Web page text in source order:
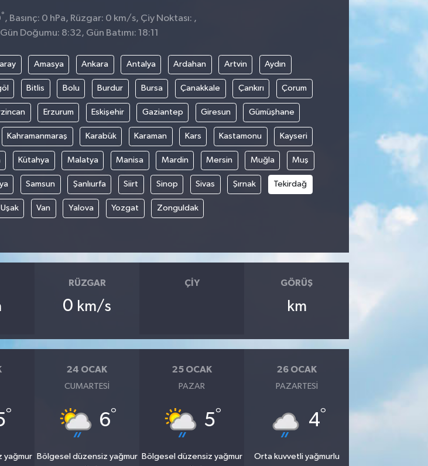
° , Basınç: 0 hPa, Rüzgar: 0 km/s, Çiy Noktası: ,
Doğumu: 8:32, Gün Batımı: 18:11
Amasya Ankara Antalya Ardahan Artvin Aydın
Bitlis Bolu Burdur Bursa Çanakkale Çankırı Çorum
Erzurum Eskişehir Gaziantep Giresun Gümüşhane
Kahramanmaraş Karabük Karaman Kars Kastamonu Kayseri
Kütahya Malatya Manisa Mardin Mersin Muğla Muş
Samsun Şanlıurfa Siirt Sinop Sivas Şırnak Tekirdağ
Uşak Van Yalova Yozgat Zonguldak
RÜZGAR
0 km/s
ÇIY GÖRÜŞ
km
°
yağmur
24 OCAK
CUMARTESI
6°
Bölgesel düzensiz yağmur
25 OCAK
PAZAR
5°
Bölgesel düzensiz yağmur
26 OCAK
PAZARTESI
4°
Orta kuvvetli yağmurlu